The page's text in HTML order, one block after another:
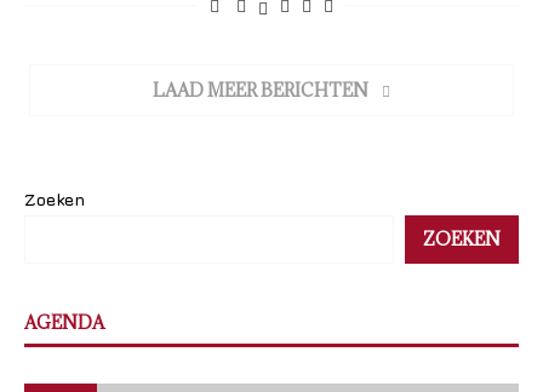
LAAD MEER BERICHTEN
Zoeken
ZOEKEN
AGENDA